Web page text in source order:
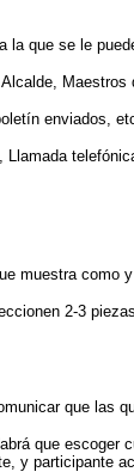
la que se le
enviados,
Llamada
muestra como
2-3
que las
que
y participante